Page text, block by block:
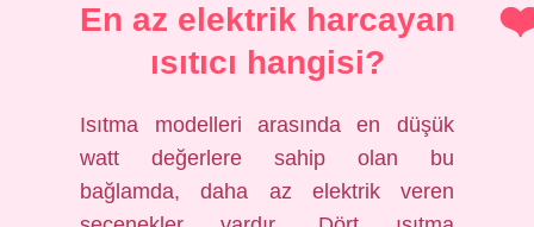
En az elektrik harcayan
ısıtıcı hangisi?
Isıtma modelleri arasında en düşük
watt değerlere sahip olan bu
bağlamda, daha az elektrik veren